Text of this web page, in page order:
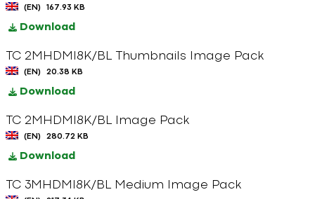
(EN) 167.93 KB
Download
TC 2MHDMI8K/BL Thumbnails Image Pack
(EN) 20.38 KB
Download
TC 2MHDMI8K/BL Image Pack
(EN) 280.72 KB
Download
TC 3MHDMI8K/BL Medium Image Pack